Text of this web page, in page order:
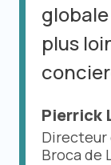
plus
Pierrick
Directeur
Broca de